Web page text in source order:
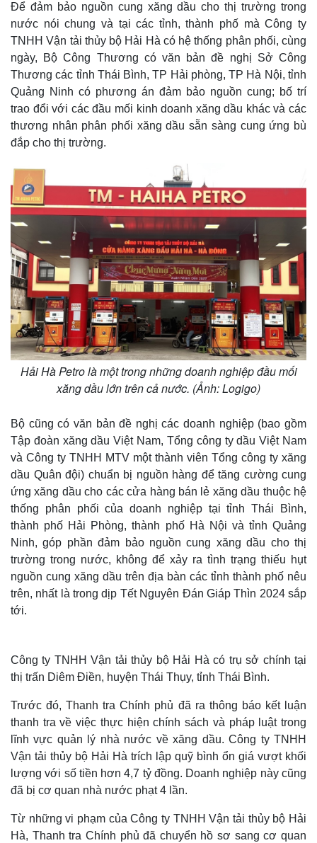
Thế giới
Quan sát
Cuộc sống đó đây
Hồ sơ
Multimedia
Video
Ảnh
E-Magazine
Infographic
Để đảm bảo nguồn cung xăng dầu cho thị trường trong
nước nói chung và tại các tỉnh, thành phố mà Công ty
TNHH Vận tải thủy bộ Hải Hà có hệ thống phân phối, cùng
ngày, Bộ Công Thương có văn bản đề nghị Sở Công
Thương các tỉnh Thái Bình, TP Hải phòng, TP Hà Nội, tỉnh
Quảng Ninh có phương án đảm bảo nguồn cung; bố trí
trao đổi với các đầu mối kinh doanh xăng dầu khác và các
thương nhân phân phối xăng dầu sẵn sàng cung ứng bù
đắp cho thị trường.
Hải Hà Petro là một trong những doanh nghiệp đầu mối
xăng dầu lớn trên cả nước. (Ảnh: Logigo)
Bộ cũng có văn bản đề nghị các doanh nghiệp (bao gồm
Tập đoàn xăng dầu Việt Nam, Tổng công ty dầu Việt Nam
và Công ty TNHH MTV một thành viên Tổng công ty xăng
dầu Quân đội) chuẩn bị nguồn hàng để tăng cường cung
ứng xăng dầu cho các cửa hàng bán lẻ xăng dầu thuộc hệ
thống phân phối của doanh nghiệp tại tỉnh Thái Bình,
thành phố Hải Phòng, thành phố Hà Nội và tỉnh Quảng
Ninh, góp phần đảm bảo nguồn cung xăng dầu cho thị
trường trong nước, không để xảy ra tình trạng thiếu hụt
nguồn cung xăng dầu trên địa bàn các tỉnh thành phố nêu
trên, nhất là trong dịp Tết Nguyên Đán Giáp Thìn 2024 sắp
tới.
Công ty TNHH Vận tải thủy bộ Hải Hà có trụ sở chính tại
thị trấn Diêm Điền, huyện Thái Thụy, tỉnh Thái Bình.
Trước đó, Thanh tra Chính phủ đã ra thông báo kết luận
thanh tra về việc thực hiện chính sách và pháp luật trong
lĩnh vực quản lý nhà nước về xăng dầu. Công ty TNHH
Vận tải thủy bộ Hải Hà trích lập quỹ bình ổn giá vượt khối
lượng với số tiền hơn 4,7 tỷ đồng. Doanh nghiệp này cũng
đã bị cơ quan nhà nước phạt 4 lần.
Từ những vi phạm của Công ty TNHH Vận tải thủy bộ Hải
Hà, Thanh tra Chính phủ đã chuyển hồ sơ sang cơ quan